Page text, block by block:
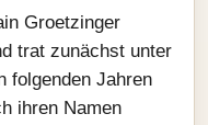
Groetzinger
trat zunächst unter
folgenden Jahren
ihren Namen